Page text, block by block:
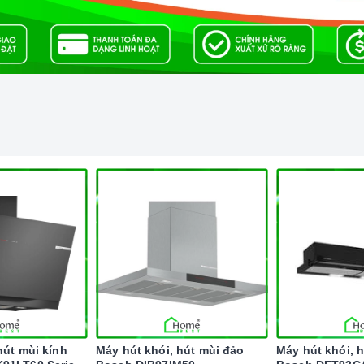
xuất từ chất liệu thép không gỉ siêu bền, màu trắng
hảo cho không gian trong gia đình bạn. máy dễ vệ
đã có thể làm sạch các vết bẩn dễ dàng. Máy với
sản xuất trên dây chuyền hiện đại của Châu Âu sẽ
đó với chức năng AllergyPlus phát minh đặc biệt cho
tự động, chương trình thêm đồ giặt, giặt siêu tốc
chống nhăn đồ sau khi giặt là điểm nổi bật của
mùi kính
Máy hút khói, hút mùi đảo
Máy hút khói,